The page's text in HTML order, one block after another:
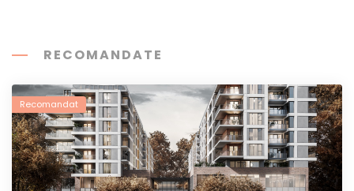
RECOMANDATE
Recomandat